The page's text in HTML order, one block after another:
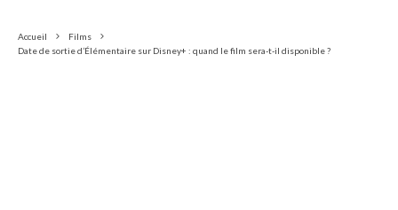
Accueil
Films
Date de sortie d’Élémentaire sur Disney+ : quand le film sera-t-il disponible ?